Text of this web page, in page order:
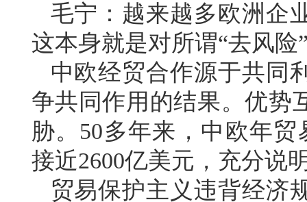
毛宁：越来越多欧洲企
这本身就是对所谓“去风险
中欧经贸合作源于共同
争共同作用的结果。优势
胁。50多年来，中欧年
接近2600亿美元，充分说
贸易保护主义违背经济